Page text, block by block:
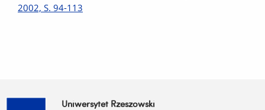
2002, S. 94-113
Uniwersytet Rzeszowski